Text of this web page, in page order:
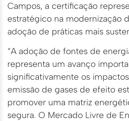
Campos, a certificação
estratégico na modernização
adoção de práticas mais
“A adoção de fontes de
representa um avanço
significativamente os
emissão de gases de efeito
promover uma matriz
segura. O Mercado Livre de